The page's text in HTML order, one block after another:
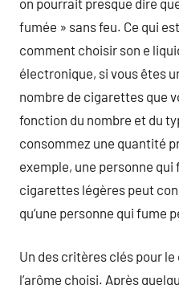
fumée » sans feu. Ce qui
comment choisir son e
électronique, si vous êtes
nombre de cigarettes que
fonction du nombre et du
consommez une quantité
exemple, une personne qui
cigarettes légères peut
qu’une personne qui fume
Un des critères clés pour
l’arôme choisi. Après